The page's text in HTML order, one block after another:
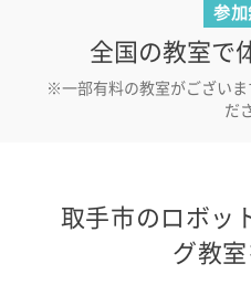
参加
全国の教室で
※一部有料の教室がございま
だ
取手市のロボッ
グ教